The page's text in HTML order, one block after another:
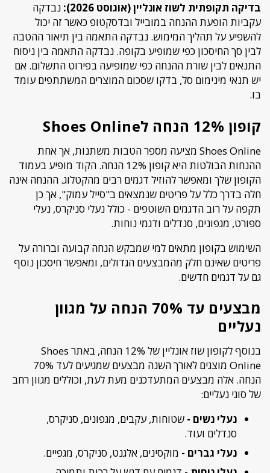
בדיקה תקופתית לשוז אונליין (אוגוסט 2026):
נבדקה
עקביות הופעת ההנחה במובייל ובדסקטופ כאשר זה יכול
להשפיע על תהליך המימוש. נבדקה התאמה בין תיאור ההטבה
לבין סך החיסכון כפי שמופיע בקופה. נבדקה התאמה בין ניסוח
התנאים לבין שורת ההנחה כפי שמופיעה בפירוט התשלום. אם
יש תנאי מינימום סל, בדקו שסכום המוצרים המשתתפים עומד
בו.
קופון 12% הנחה לShoes Online
Shoes Online מציעה מספר הטבות משתנות, אך אחת
ההנחות הבולטות היא קופון 12% הנחה. הקוד מופיע בעמוד
הקופון שלך ומאפשר להוזיל דגמים רבים מהקטלוג. ההנחה אינה
חלה בדרך כלל על פריטים שנמצאים ב"סייל עמוק", אך כן
תקפה על רוב הדגמים השוטפים - כולל נעלי סניקרס, נעלי
ספורט, מגפונים, סנדלים ודגמי נוחות.
השימוש בקופון מתאים למי שמבקש הנחה קבועה וברורה על
פריטים שאינם חלק מהמבצעים הגדולים, ומאפשר חיסכון נוסף
גם על דגמים חדשים.
מבצעים עד 70% הנחה על מגוון
נעליים
בנוסף לקופון שוז אונליין של 12% הנחה, באתר Shoes
Online מוצגים לאורך השנה מבצעים שמגיעים לעד 70%
הנחה. אלה מבצעים המתעדכנים מעת לעת, וכוללים מגוון רחב
של סוגי נעליים:
נעלי נשים - שטוחות, עקבים, מגפונים, סניקרס,
סנדלים ועוד.
נעלי גברים - מוקסינים, אלגנט, סניקרס, מגפיים.